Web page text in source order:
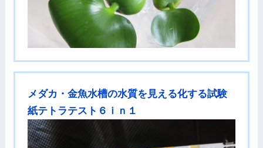
メダカ・金魚水槽の水質を見える化する試験
紙テトラテスト６ｉｎ１